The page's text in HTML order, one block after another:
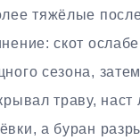
тяжёлые
скот
сезона,
траву,
а буран